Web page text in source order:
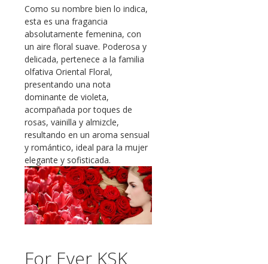
Como su nombre bien lo indica,
esta es una fragancia
absolutamente femenina, con
un aire floral suave. Poderosa y
delicada, pertenece a la familia
olfativa Oriental Floral,
presentando una nota
dominante de violeta,
acompañada por toques de
rosas, vainilla y almizcle,
resultando en un aroma sensual
y romántico, ideal para la mujer
elegante y sofisticada.
For Ever KSK